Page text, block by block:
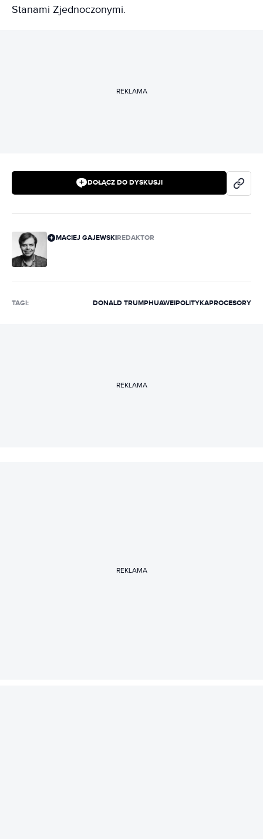
Stanami Zjednoczonymi.
REKLAMA
DOŁĄCZ DO DYSKUSJI
MACIEJ GAJEWSKIREDAKTOR
TAGI: DONALD TRUMPHUAWEIPOLITYKAPROCESORY
REKLAMA
REKLAMA